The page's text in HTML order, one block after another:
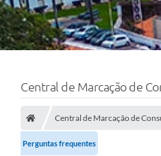
Central de Marcação de
Central de Marcação de
Perguntas frequentes